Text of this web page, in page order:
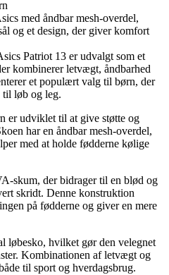
med åndbar mesh-overdel,
og et design, der giver komfort
Patriot 13 er udvalgt som et
kombinerer letvægt, åndbarhed
et populært valg til børn, der
til løb og leg.
er udviklet til at give støtte og
har en åndbar mesh-overdel,
med at holde fødderne kølige
skum, der bidrager til en blød og
skridt. Denne konstruktion
på fødderne og giver en mere
løbesko, hvilket gør den velegnet
Kombinationen af letvægt og
til sport og hverdagsbrug.